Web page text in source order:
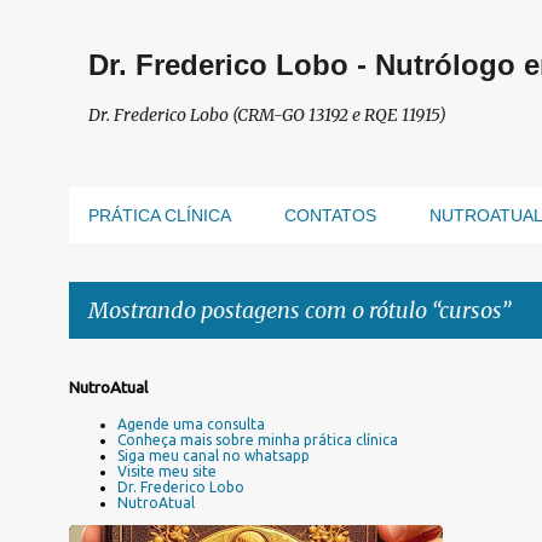
Dr. Frederico Lobo - Nutrólogo
Dr. Frederico Lobo (CRM-GO 13192 e RQE 11915)
PRÁTICA CLÍNICA CONTATOS NUTROATUAL
Mostrando postagens com o rótulo cursos
P
NutroAtual
Agende uma consulta
Conheça mais sobre minha prática clínica
Siga meu canal no whatsapp
Visite meu site
Dr. Frederico Lobo
NutroAtual